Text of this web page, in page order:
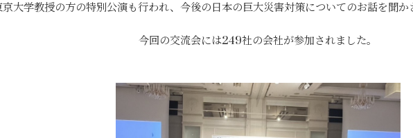
京大学教授の方の特別公演も行われ、今後の日本の巨大災害対策についてのお話を聞か
今回の交流会には249社の会社が参加されました。